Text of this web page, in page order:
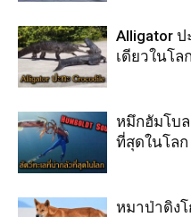
Alligator ป
เดียวในโลก
หมึกฮัมโบ
ที่สุดในโลก
หมาป่าดิง